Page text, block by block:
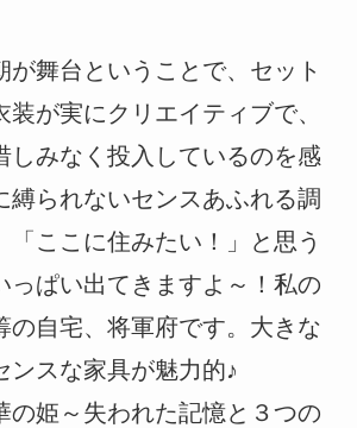
が舞台ということで、セット
が実にクリエイティブで、
しみなく投入しているのを感
縛られないセンスあふれる調
「ここに住みたい！」と思う
っぱい出てきますよ～！私の
の自宅、将軍府です。大きな
ンスな家具が魅力的♪
の姫～失われた記憶と３つの